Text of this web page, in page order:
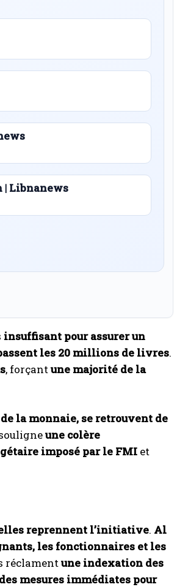
| Libnanews
insuffisant pour assurer un
les 20 millions de livres.
, forçantune majorité de la
la monnaie, se retrouvent de
une colère
imposé par le FMI et
reprennent l’initiative. Al
les fonctionnaires et les
réclamentune indexation des
des mesures immédiates pour